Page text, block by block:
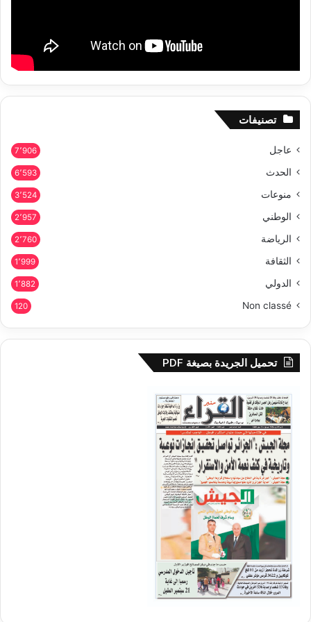
تصنيفات
عاجل 7٬906
الحدث 6٬593
منوعات 3٬524
الوطني 2٬957
الرياضة 2٬760
الثقافة 1٬999
الدولي 1٬882
Non classé
120
تحميل الجريدة بصيغة PDF